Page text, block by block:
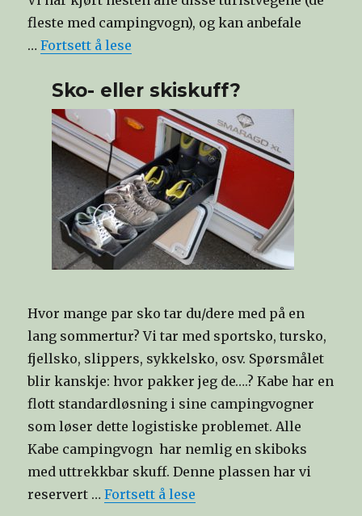
fleste med campingvogn), og kan anbefale
…Fortsett å lese
Sko- eller skiskuff?
Hvor mange par sko tar du/dere med på en
lang sommertur? Vi tar med sportsko, tursko,
fjellsko, slippers, sykkelsko, osv. Spørsmålet
blir kanskje: hvor pakker jeg de….? Kabe har en
flott standardløsning i sine campingvogner
som løser dette logistiske problemet. Alle
Kabe campingvogn har nemlig en skiboks
med uttrekkbar skuff. Denne plassen har vi
reservert …Fortsett å lese